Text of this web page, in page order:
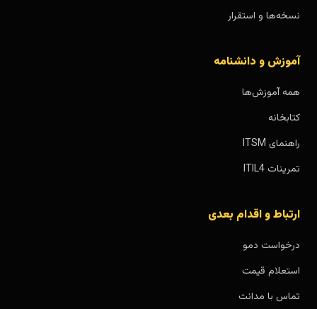
نسخه‌ها و استقرار
آموزش و دانشنامه
همه آموزش‌ها
کتابخانه
راهنمای ITSM
تمرینات ITIL4
ارتباط و اقدام بعدی
درخواست دمو
استعلام قیمت
تماس با مدانت